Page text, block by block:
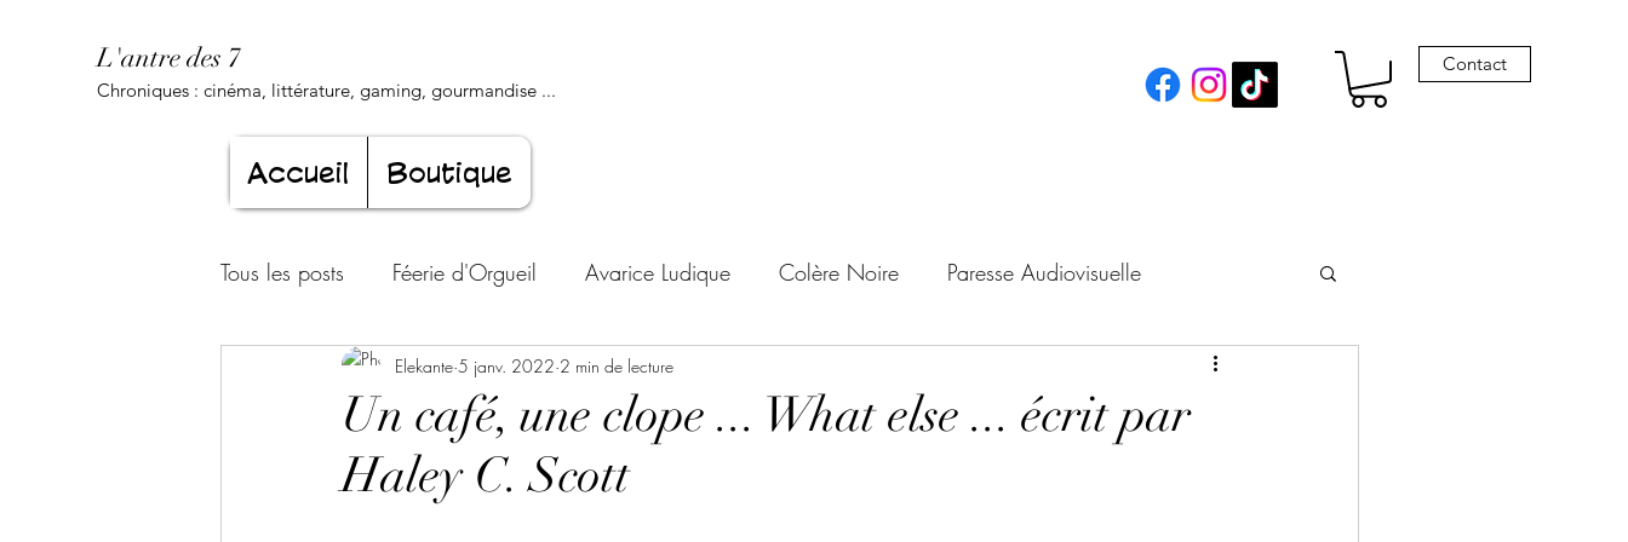
L'antre des 7
Chroniques : cinéma, littérature, gaming, gourmandise ...
Contact
Accueil Boutique
Tous les posts Féerie d'Orgueil Avarice Ludique Colère Noire Paresse Audiovisuelle
Luxure Envoûtante Gourmandise Proscrite
Jeunesse éternelle Cœur d'adolescent
Un café, une clope ... What else ... écrit par
Haley C. Scott
Elekante 5 janv. 2022 2 min de lecture